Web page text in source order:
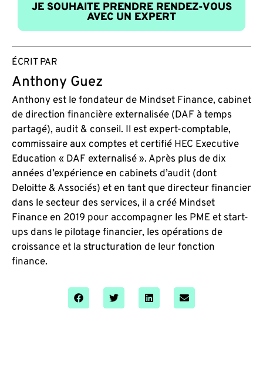
JE SOUHAITE PRENDRE RENDEZ-VOUS
AVEC UN EXPERT
ÉCRIT PAR
Anthony Guez
Anthony est le fondateur de Mindset Finance, cabinet
de direction financière externalisée (DAF à temps
partagé), audit & conseil. Il est expert-comptable,
commissaire aux comptes et certifié HEC Executive
Education « DAF externalisé ». Après plus de dix
années d’expérience en cabinets d’audit (dont
Deloitte & Associés) et en tant que directeur financier
dans le secteur des services, il a créé Mindset
Finance en 2019 pour accompagner les PME et start-
ups dans le pilotage financier, les opérations de
croissance et la structuration de leur fonction
finance.